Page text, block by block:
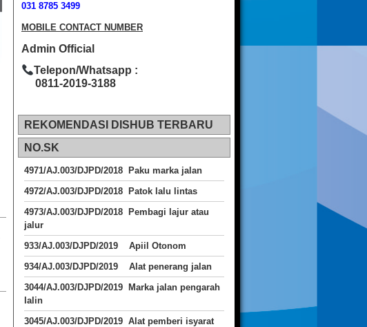
031 8785 3499
MOBILE CONTACT NUMBER
Admin Official
Telepon/Whatsapp :
0811-2019-3188
REKOMENDASI DISHUB TERBARU
NO.SK
4971/AJ.003/DJPD/2018 Paku marka jalan
4972/AJ.003/DJPD/2018 Patok lalu lintas
4973/AJ.003/DJPD/2018
Pembagi lajur atau
jalur
933/AJ.003/DJPD/2019 Apiil Otonom
934/AJ.003/DJPD/2019 Alat penerang jalan
3044/AJ.003/DJPD/2019 Marka jalan pengarah
lalin
3045/AJ.003/DJPD/2019 Alat pemberi isyarat